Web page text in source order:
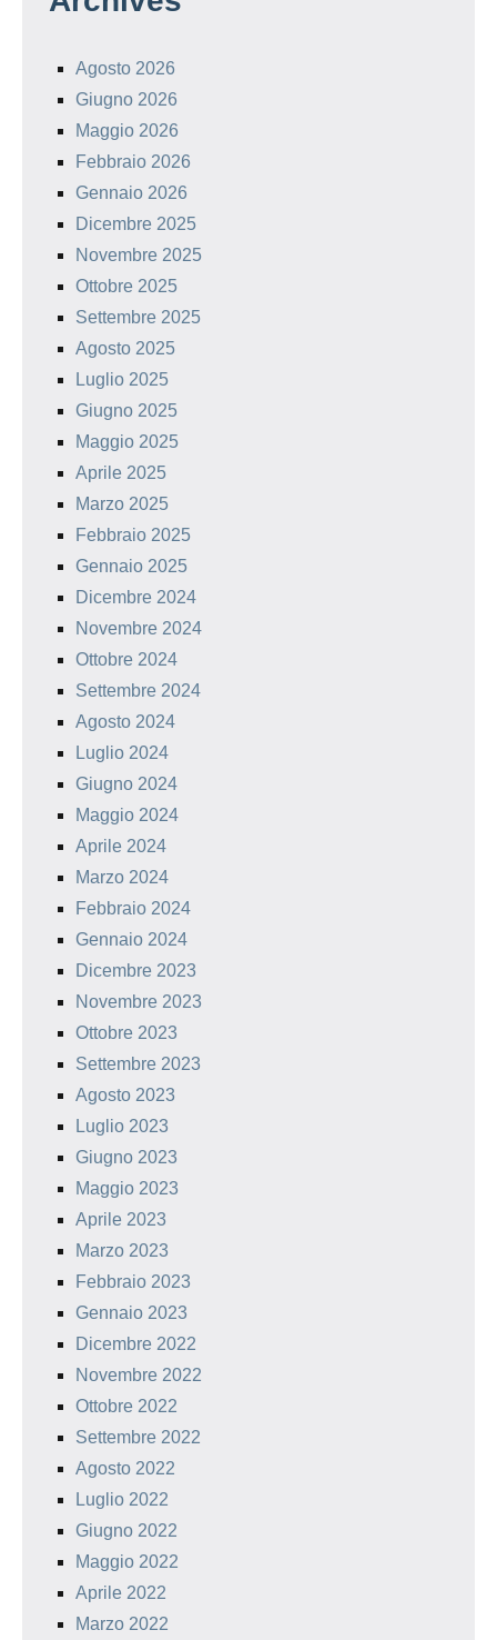
Agosto 2026
Giugno 2026
Maggio 2026
Febbraio 2026
Gennaio 2026
Dicembre 2025
Novembre 2025
Ottobre 2025
Settembre 2025
Agosto 2025
Luglio 2025
Giugno 2025
Maggio 2025
Aprile 2025
Marzo 2025
Febbraio 2025
Gennaio 2025
Dicembre 2024
Novembre 2024
Ottobre 2024
Settembre 2024
Agosto 2024
Luglio 2024
Giugno 2024
Maggio 2024
Aprile 2024
Marzo 2024
Febbraio 2024
Gennaio 2024
Dicembre 2023
Novembre 2023
Ottobre 2023
Settembre 2023
Agosto 2023
Luglio 2023
Giugno 2023
Maggio 2023
Aprile 2023
Marzo 2023
Febbraio 2023
Gennaio 2023
Dicembre 2022
Novembre 2022
Ottobre 2022
Settembre 2022
Agosto 2022
Luglio 2022
Giugno 2022
Maggio 2022
Aprile 2022
Marzo 2022